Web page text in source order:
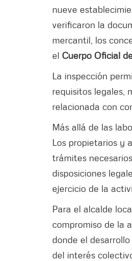
nueve
verificaron la
mercantil, los
el Cuerpo Oficial
La inspección
requisitos legales,
relacionada con
Más allá de las
Los propietarios y
trámites
disposiciones
ejercicio de la
Para el alcalde
compromiso de la
donde el
del interés